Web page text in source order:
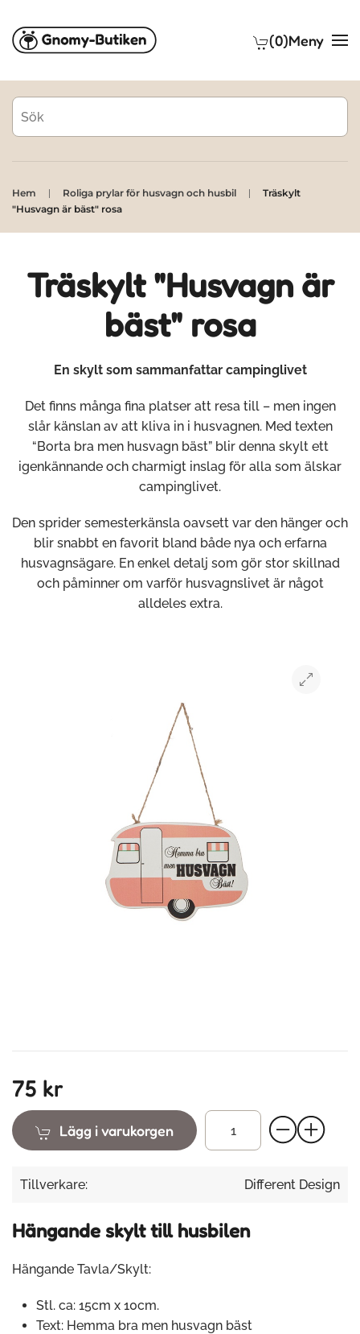
Skip to main content (0)Meny
Hem Roliga prylar för husvagn och husbil
Träskylt
"Husvagn är bäst" rosa
Träskylt "Husvagn är
bäst" rosa
En skylt som sammanfattar campinglivet
Det finns många fina platser att resa till – men ingen
slår känslan av att kliva in i husvagnen. Med texten
“Borta bra men husvagn bäst” blir denna skylt ett
igenkännande och charmigt inslag för alla som älskar
campinglivet.
Den sprider semesterkänsla oavsett var den hänger och
blir snabbt en favorit bland både nya och erfarna
husvagnsägare. En enkel detalj som gör stor skillnad
och påminner om varför husvagnslivet är något
alldeles extra.
75 kr
Lägg i varukorgen
Tillverkare: Different Design
Hängande skylt till husbilen
Hängande Tavla/Skylt:
Stl. ca: 15cm x 10cm.
Text: Hemma bra men husvagn bäst